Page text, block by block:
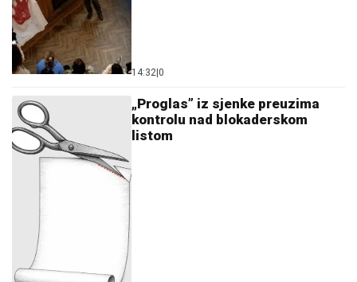
14:32|0
„Proglas” iz sjenke preuzima
kontrolu nad blokaderskom
listom